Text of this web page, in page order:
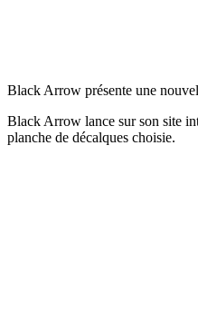
Black Arrow présente une
Black Arrow lance sur son site
planche de décalques choisie.